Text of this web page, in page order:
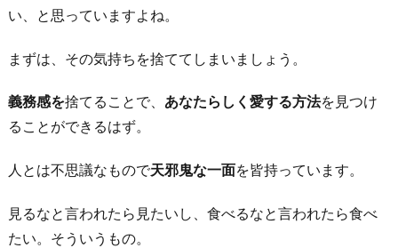
え
3.
同
じ
の
を
返
い、と思っていますよね。
まずは、その気持ちを捨ててしまいましょう。
義務感を捨てることで、 あなたらしく愛する方法を見つけ
ることができるはず。
人とは不思議なもので天邪鬼な一面を皆持っています。
見るなと言われたら見たいし、食べるなと言われたら食べ
たい。そういうもの。